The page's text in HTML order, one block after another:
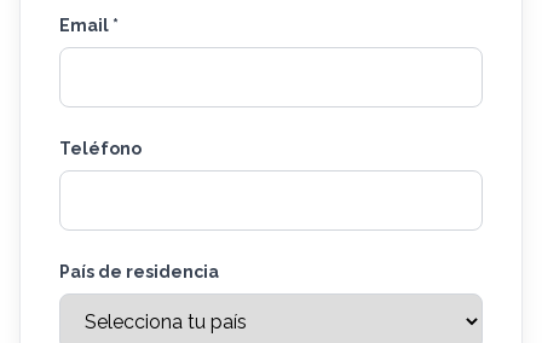
Email *
Teléfono
País de residencia